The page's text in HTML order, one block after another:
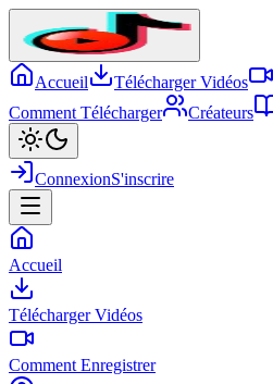
Accueil Télécharger Vidéos
Comment Télécharger
Créateurs
ConnexionS'inscrire
Accueil
Télécharger Vidéos
Comment Enregistrer